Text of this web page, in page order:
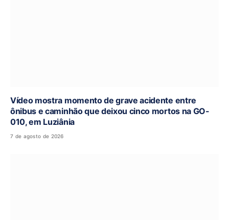
Vídeo mostra momento de grave acidente entre
ônibus e caminhão que deixou cinco mortos na GO-
010, em Luziânia
7 de agosto de 2026